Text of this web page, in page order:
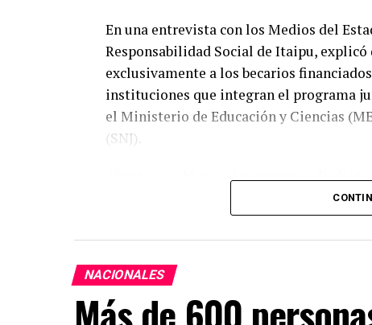
En una entrevista con los Medios del
Responsabilidad Social de Itaipu,
exclusivamente a los becarios
instituciones que integran el programa
el Ministerio de Educación y Ciencias
(SNJ).
Abente señaló que el programa adjudicó
las cuales 6.733 corresponden a Itaipu.
cursan sus estudios en instituciones
directa.
Indicó que los estudiantes deberán
reglamento para acceder al segundo
NACIONALES
Más de 600